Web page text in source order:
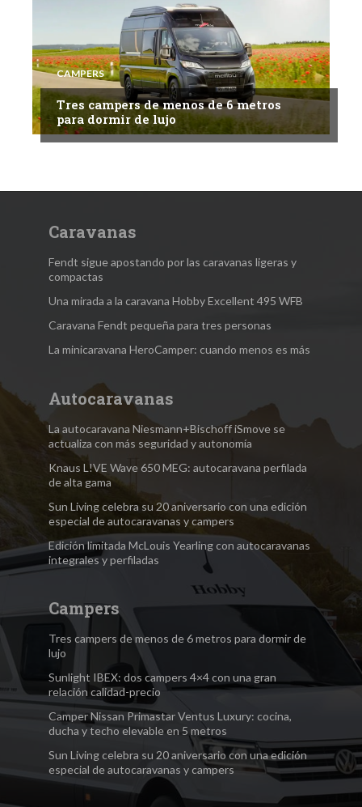
CAMPERS
Tres campers de menos de 6 metros
para dormir de lujo
Caravanas
Fendt sigue apostando por las caravanas ligeras y
compactas
Una mirada a la caravana Hobby Excellent 495 WFB
Caravana Fendt pequeña para tres personas
La minicaravana HeroCamper: cuando menos es más
Autocaravanas
La autocaravana Niesmann+Bischoff iSmove se
actualiza con más seguridad y autonomía
Knaus L!VE Wave 650 MEG: autocaravana perfilada
de alta gama
Sun Living celebra su 20 aniversario con una edición
especial de autocaravanas y campers
Edición limitada McLouis Yearling con autocaravanas
integrales y perfiladas
Campers
Tres campers de menos de 6 metros para dormir de
lujo
Sunlight IBEX: dos campers 4×4 con una gran
relación calidad-precio
Camper Nissan Primastar Ventus Luxury: cocina,
ducha y techo elevable en 5 metros
Sun Living celebra su 20 aniversario con una edición
especial de autocaravanas y campers